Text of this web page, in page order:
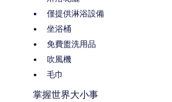
僅提供淋浴設備
坐浴桶
免費盥洗用品
吹風機
毛巾
掌握世界大小事